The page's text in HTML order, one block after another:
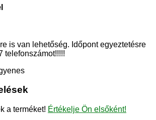
is van lehetőség. Időpont egyeztetésre
telefonszámot!!!!!
a terméket! Értékelje Ön elsőként!